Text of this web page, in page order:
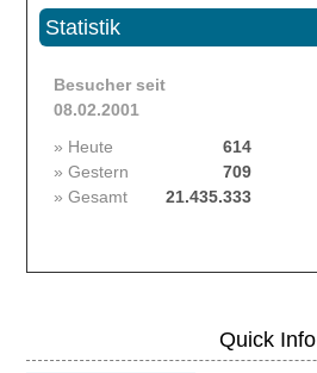
Statistik
Besucher seit
08.02.2001
» Heute
614
» Gestern
709
» Gesamt
21.435.333
Quick Info